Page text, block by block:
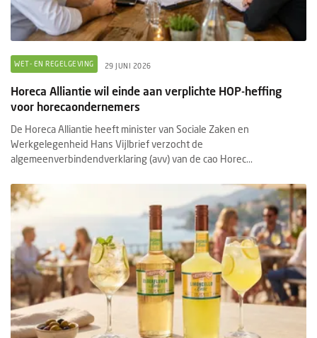
WET- EN REGELGEVING 29 JUNI 2026
Horeca Alliantie wil einde aan verplichte HOP-heffing
voor horecaondernemers
De Horeca Alliantie heeft minister van Sociale Zaken en
Werkgelegenheid Hans Vijlbrief verzocht de
algemeenverbindendverklaring (avv) van de cao Horec...